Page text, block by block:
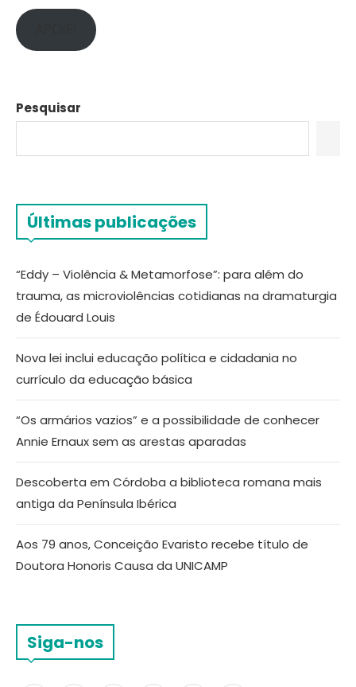
Pesquisar
Últimas publicações
“Eddy – Violência & Metamorfose”: para além do
trauma, as microviolências cotidianas na dramaturgia
de Édouard Louis
Nova lei inclui educação política e cidadania no
currículo da educação básica
“Os armários vazios” e a possibilidade de conhecer
Annie Ernaux sem as arestas aparadas
Descoberta em Córdoba a biblioteca romana mais
antiga da Península Ibérica
Aos 79 anos, Conceição Evaristo recebe título de
Doutora Honoris Causa da UNICAMP
Siga-nos